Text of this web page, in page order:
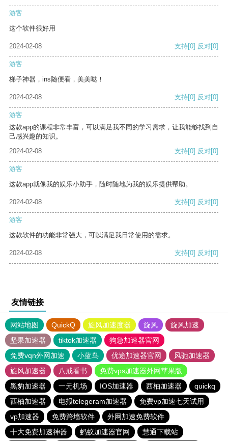
游客
这个软件很好用
2024-02-08 支持[0] 反对[0]
游客
梯子神器，ins随便看，美美哒！
2024-02-08 支持[0] 反对[0]
游客
这款app的课程非常丰富，可以满足我不同的学习需求，让我能够找到自
己感兴趣的知识。
2024-02-08
支持[0] 反对[0]
游客
这款app就像我的娱乐小助手，随时随地为我的娱乐提供帮助。
2024-02-08 支持[0] 反对[0]
游客
这款软件的功能非常强大，可以满足我日常使用的需求。
2024-02-08 支持[0] 反对[0]
友情链接
网站地图 QuickQ 旋风加速度器 旋风
旋风加速
坚果加速器
tiktok加速器
狗急加速器官网
免费vqn外网加速
小蓝鸟 优途加速器官网
风驰加速器
旋风加速器
八戒看书
免费vps加速器外网苹果版
黑豹加速器
一元机场 IOS加速器 西柚加速器
quickq
西柚加速器
电报telegeram加速器
免费vp加速七天试用
vp加速器
免费跨墙软件
外网加速免费软件
十大免费加速神器
蚂蚁加速器官网 慧通下载站